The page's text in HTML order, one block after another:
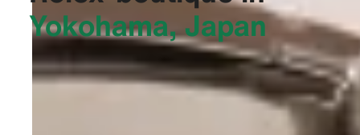
Yokohama, Japan